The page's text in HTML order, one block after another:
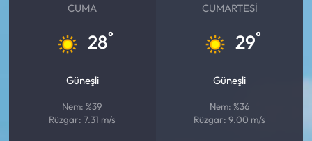
CUMA
28°
Güneşli
Nem: %39
Rüzgar: 7.31 m/s
CUMARTESI
29°
Güneşli
Nem: %36
Rüzgar: 9.00 m/s